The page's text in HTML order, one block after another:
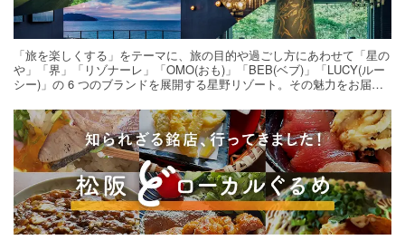
「旅を楽しくする」をテーマに、旅の目的や過ごし方にあわせて「星の
や」「界」「リゾナーレ」「OMO(おも)」「BEB(ベブ)」「LUCY(ルー
シー)」の 6 つのブランドを展開する星野リゾート。その魅力をお届け